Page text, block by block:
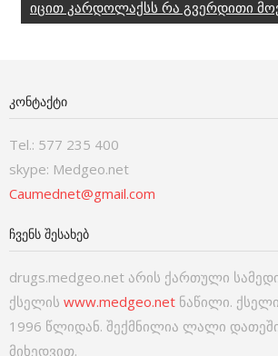
იცით კარდოლაქსს რა გვერდითი
ᲙᲝᲜᲢᲐᲥᲢᲘ
Tel.: 577 235 400
skype: Medgeo.net
Caumednet@gmail.com
ᲩᲕᲔᲜᲡ ᲨᲔᲡᲐᲮᲔᲑ
drugs.medgeo.net არის ქართული
ქსელის www.medgeo.net ნაწილი.
1996 წლიდან. შექმნილია ლალი
მიხედვით.